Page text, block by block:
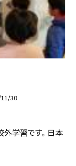
30
外学習です。 日本